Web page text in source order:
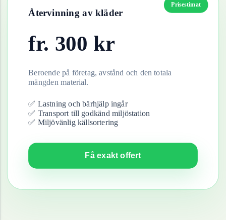
Prisestimat
Återvinning av kläder
fr. 300 kr
Beroende på företag, avstånd och den totala
mängden material.
✅ Lastning och bärhjälp ingår
✅ Transport till godkänd miljöstation
✅ Miljövänlig källsortering
Få exakt offert